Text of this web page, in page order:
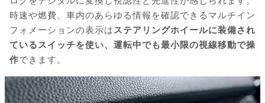
時速や燃費、車内のあらゆる情報を確認できるマルチイン
フォメーションの表示はステアリングホイールに装備され
ているスイッチを使い、運転中でも最小限の視線移動で操
作できます。